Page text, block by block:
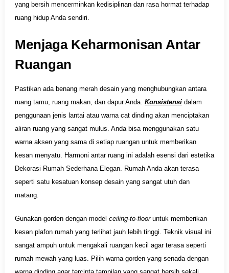
yang bersih mencerminkan kedisiplinan dan rasa hormat terhadap
ruang hidup Anda sendiri.
Menjaga Keharmonisan Antar
Ruangan
Pastikan ada benang merah desain yang menghubungkan antara
ruang tamu, ruang makan, dan dapur Anda. Konsistensidalam
penggunaan jenis lantai atau warna cat dinding akan menciptakan
aliran ruang yang sangat mulus. Anda bisa menggunakan satu
warna aksen yang sama di setiap ruangan untuk memberikan
kesan menyatu. Harmoni antar ruang ini adalah esensi dari estetika
Dekorasi Rumah Sederhana Elegan. Rumah Anda akan terasa
seperti satu kesatuan konsep desain yang sangat utuh dan
matang.
Gunakan gorden dengan model ceiling-to-flooruntuk memberikan
kesan plafon rumah yang terlihat jauh lebih tinggi. Teknik visual ini
sangat ampuh untuk mengakali ruangan kecil agar terasa seperti
rumah mewah yang luas. Pilih warna gorden yang senada dengan